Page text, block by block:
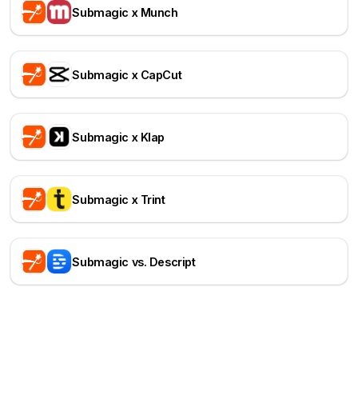
Submagic x Munch
Submagic x CapCut
Submagic x Klap
Submagic x Trint
Submagic vs. Descript